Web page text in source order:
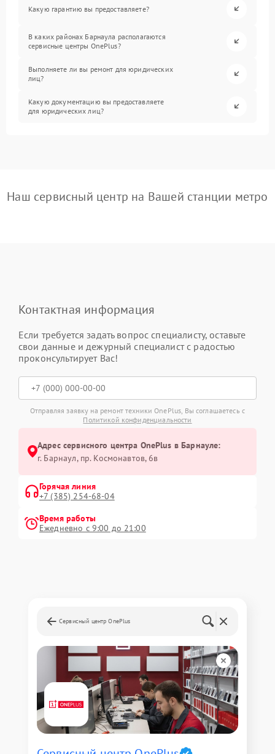
Какую гарантию вы предоставляете?
В каких районах Барнаула располагаются
сервисные центры OnePlus?
Выполняете ли вы ремонт для юридических
лиц?
Какую документацию вы предоставляете
для юридических лиц?
Наш сервисный центр на Вашей станции метро
Контактная информация
Если требуется задать вопрос специалисту, оставьте
свои данные и дежурный специалист с радостью
проконсультирует Вас!
Отправляя заявку на ремонт техники OnePlus, Вы соглашаетесь с
Политикой конфиденциальности
Адрес сервисного центра OnePlus в Барнауле:
г. Барнаул, ​пр. Космонавтов, 6в
Горячая линия
+7 (385) 254-68-04
Время работы
Ежедневно с 9:00 до 21:00
Сервисный центр OnePlus